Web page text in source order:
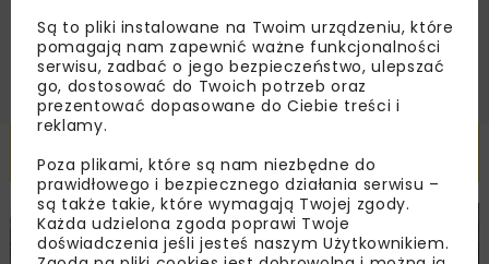
ZAPISZ MNIE
Powiązane artykuły
DROGI MOSTY INWESTYCJE
Są to pliki instalowane na Twoim urządzeniu, które
pomagają nam zapewnić ważne funkcjonalności
serwisu, zadbać o jego bezpieczeństwo, ulepszać
go, dostosować do Twoich potrzeb oraz
prezentować dopasowane do Ciebie treści i
reklamy.
Poza plikami, które są nam niezbędne do
prawidłowego i bezpiecznego działania serwisu –
są także takie, które wymagają Twojej zgody.
Każda udzielona zgoda poprawi Twoje
doświadczenia jeśli jesteś naszym Użytkownikiem.